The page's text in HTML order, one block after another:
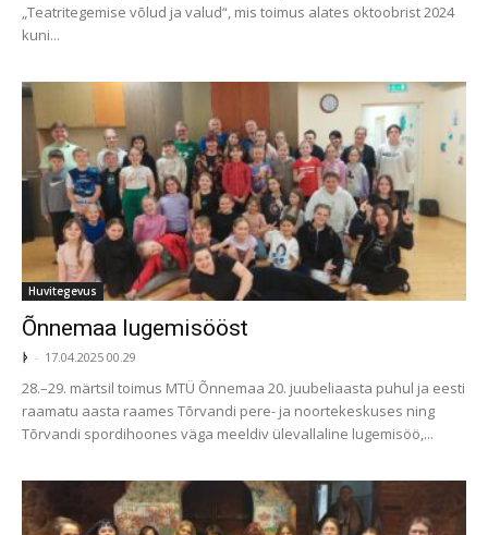
„Teatritegemise võlud ja valud“, mis toimus alates oktoobrist 2024
kuni...
Huvitegevus
Õnnemaa lugemisööst
ᚦ - 17.04.2025 00.29
28.–29. märtsil toimus MTÜ Õnnemaa 20. juubeliaasta puhul ja eesti
raamatu aasta raames Tõrvandi pere- ja noortekeskuses ning
Tõrvandi spordihoones väga meeldiv ülevallaline lugemisöö,...